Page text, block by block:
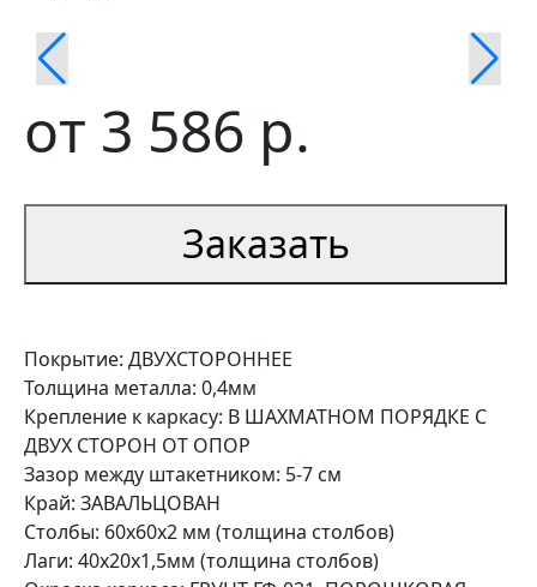
от 3 586 р.
Заказать
Покрытие: ДВУХСТОРОННЕЕ
Толщина металла: 0,4мм
Крепление к каркасу: В ШАХМАТНОМ ПОРЯДКЕ С
ДВУХ СТОРОН ОТ ОПОР
Зазор между штакетником: 5-7 см
Край: ЗАВАЛЬЦОВАН
Столбы: 60х60х2 мм (толщина столбов)
Лаги: 40х20х1,5мм (толщина столбов)